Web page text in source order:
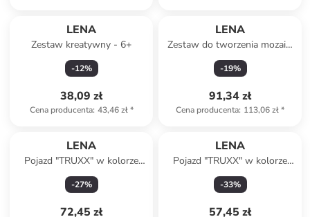
LENA
Zestaw kreatywny - 6+
-12%
38,09 zł
Cena producenta: 43,46 zł*
LENA
Zestaw do tworzenia mozaiki
- 3+
-19%
91,34 zł
Cena producenta: 113,06 zł*
LENA
Pojazd "TRUXX" w kolorze
pomarańczowym - 2+
-27%
72,45 zł
LENA
Pojazd "TRUXX" w kolorze
żółtym - 2+
-33%
57,45 zł